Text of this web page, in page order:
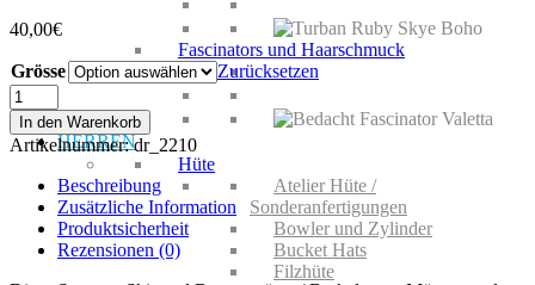
Fascinators und Haarschmuck
HERREN
Hüte
Atelier Hüte /
Sonderanfertigungen
Bowler und Zylinder
Bucket Hats
Filzhüte
40,00€
Grösse
Zurücksetzen
Sommer
Ski-
und
Bauernmütze
Brakelmann
Mütze
Menge
In den Warenkorb
Artikelnummer:dr_2210
Beschreibung
Zusätzliche Information
Produktsicherheit
Rezensionen (0)